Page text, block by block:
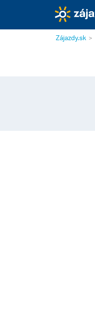
Zájazdy.sk